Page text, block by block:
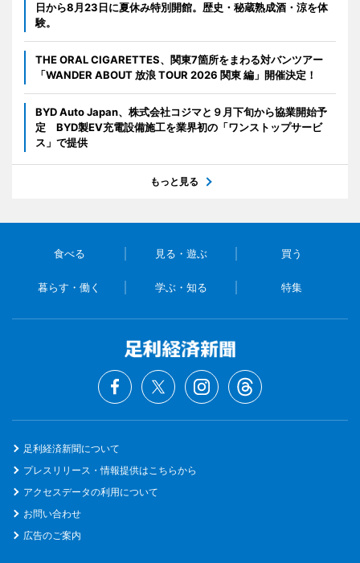
日から8月23日に夏休み特別開館。歴史・秘蔵熟成酒・涼を体
験。
THE ORAL CIGARETTES、関東7箇所をまわる対バンツアー
「WANDER ABOUT 放浪 TOUR 2026 関東 編」開催決定！
BYD Auto Japan、株式会社コジマと９月下旬から協業開始予
定 BYD製EV充電設備施工を業界初の「ワンストップサービ
ス」で提供
もっと見る
食べる 見る・遊ぶ 買う
暮らす・働く 学ぶ・知る 特集
足利経済新聞について
プレスリリース・情報提供はこちらから
アクセスデータの利用について
お問い合わせ
広告のご案内